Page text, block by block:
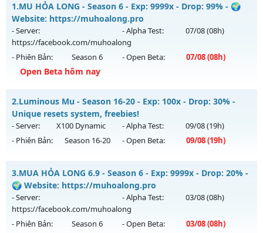
1.MU HỎA LONG - Season 6 - Exp: 9999x - Drop: 99% - 🌍
Website: https://muhoalong.pro
- Server:
https://facebook.com/muhoalong
- Alpha Test: 07/08(08h)
- Phiên Bản: Season 6 - Open Beta: 07/08(08h)
Open Beta hôm nay
MU HỎA LONG - 🌍 Website: https://muhoalong.pro
Mu mới ra tháng 08 2026 - Mở máy chủ
https://facebook.com/muhoalongvào 08h ngày
07/08/2626
Kiểu reset: Non Reset
Thể loại: Mu Nguyên bản Webzen
Antihack: XShield
2.Luminous Mu - Season 16-20 - Exp: 100x - Drop: 30% -
Unique resets system, freebies!
- Server: X100 Dynamic - Alpha Test: 09/08(19h)
- Phiên Bản:
Season 16-20 - Open Beta: 09/08(19h)
Luminous Mu - Unique resets system, freebies!
Mu mới ra tháng 08 2026 - Mở máy chủ
19h ngày 09/08/2626
Exp: 100x - Drop: 30%
3.MUA HỎA LONG 6.9 - Season 6 - Exp: 9999x - Drop: 20% -
🌍 Website: https://muhoalong.pro
- Server:
https://facebook.com/muhoalong
- Alpha Test: 03/08(08h)
- Phiên Bản: Season 6 - Open Beta: 03/08(08h)